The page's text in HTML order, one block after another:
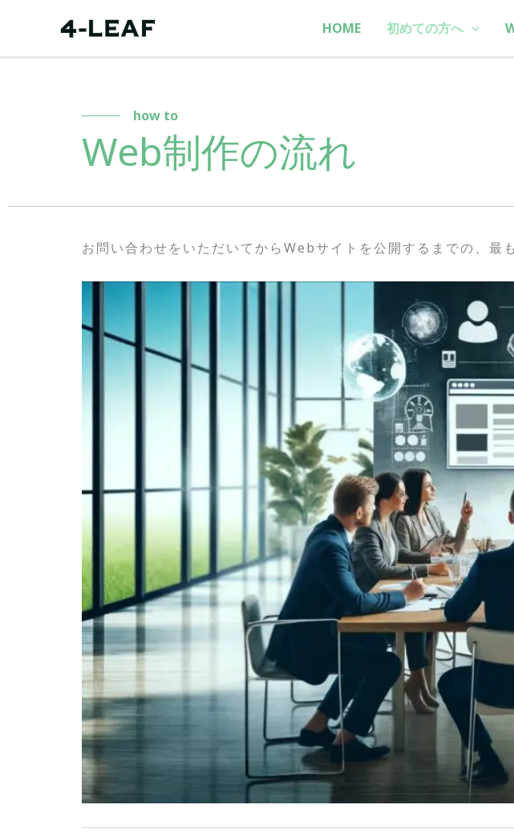
HOME 初めての方へ
how to
Web制作の流れ
お問い合わせをいただいてからWebサイトを公開するまでの、最